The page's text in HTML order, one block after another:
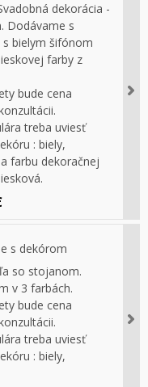
dekorácia -
Dodávame s
bielym šifónom
farby z
bude cena
treba uviesť
: biely,
farbu dekoračnej
s dekórom
so stojanom.
v 3 farbách.
bude cena
treba uviesť
: biely,